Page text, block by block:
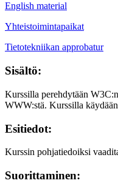
English material
Yhteistoimintapaikat
Tietotekniikan approbatur
Sisältö:
Kurssilla perehdytään
WWW:stä. Kurssilla
Esitiedot:
Kurssin pohjatiedoiksi
Suorittaminen: